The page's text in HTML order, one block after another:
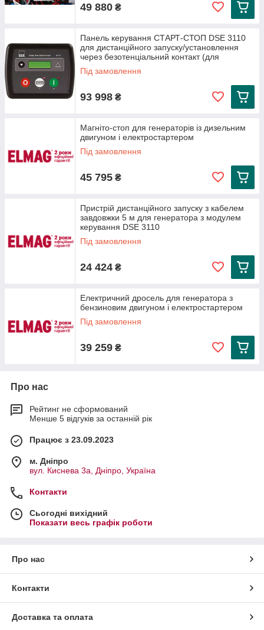
49 880 ₴
Панель керування СТАРТ-СТОП DSE 3110
для дистанційного запуску/установлення
через безотенціальний контакт (для
Під замовлення
93 998 ₴
Магніто-стоп для генераторів із дизельним
двигуном і електростартером
Під замовлення
45 795 ₴
Пристрій дистанційного запуску з кабелем
завдовжки 5 м для генератора з модулем
керування DSE 3110
Під замовлення
24 424 ₴
Електричний дросель для генератора з
бензиновим двигуном і електростартером
Під замовлення
39 259 ₴
Про нас
Рейтинг не сформований
Менше 5 відгуків за останній рік
Працює з 23.09.2023
м. Дніпро
вул. Киснева 3а, Дніпро, Україна
Контакти
Сьогодні вихідний
Показати весь графік роботи
Про нас
Контакти
Доставка та оплата